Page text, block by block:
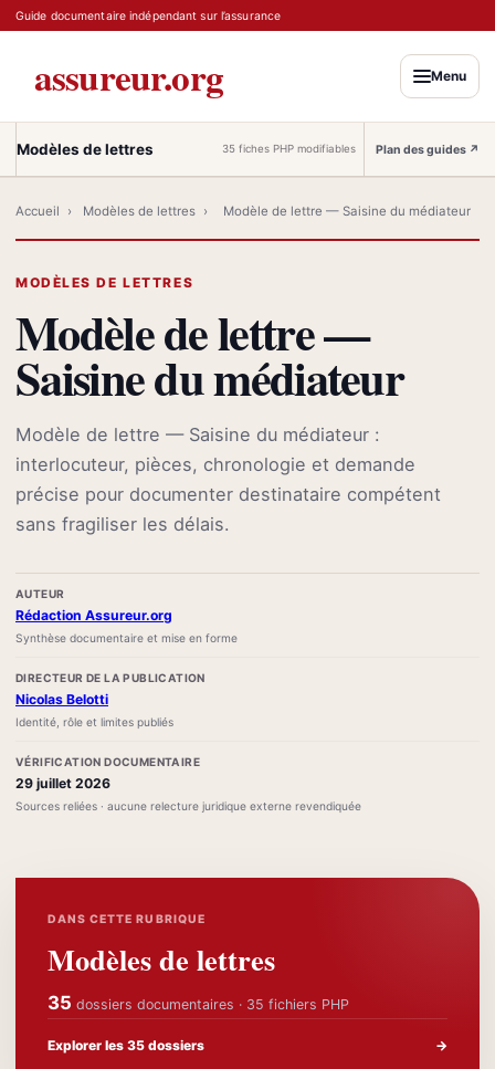
Guide documentaire indépendant sur l’assurance
assureur.org Menu
Modèles de lettres 35 fiches PHP modifiables Plan des guides ↗
Accueil › Modèles de lettres › Modèle de lettre — Saisine du médiateur
MODÈLES DE LETTRES
Modèle de lettre —
Saisine du médiateur
Modèle de lettre — Saisine du médiateur :
interlocuteur, pièces, chronologie et demande
précise pour documenter destinataire compétent
sans fragiliser les délais.
AUTEUR
Rédaction Assureur.org
Synthèse documentaire et mise en forme
DIRECTEUR DE LA PUBLICATION
Nicolas Belotti
Identité, rôle et limites publiés
VÉRIFICATION DOCUMENTAIRE
29 juillet 2026
Sources reliées · aucune relecture juridique externe revendiquée
DANS CETTE RUBRIQUE
Modèles de lettres
35 dossiers documentaires · 35 fichiers PHP
Explorer les 35 dossiers →